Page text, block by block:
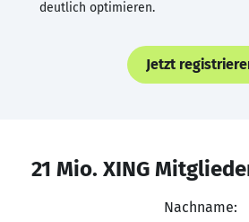
deutlich optimieren.
Jetzt
21 Mio. XING
Nachname: